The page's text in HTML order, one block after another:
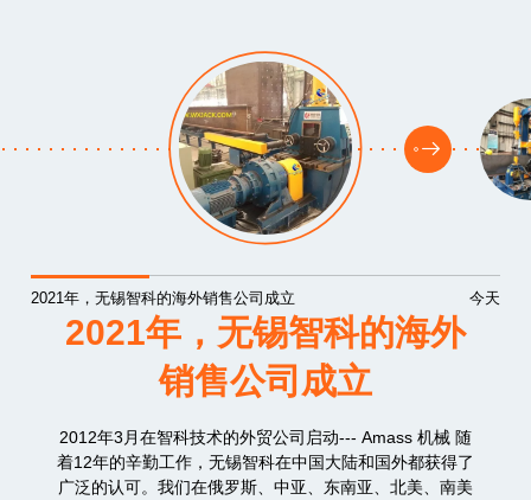
2021年，无锡智科的海外销售公司成立 今天
2021年，无锡智科的海外
销售公司成立
2012年3月在智科技术的外贸公司启动--- Amass 机械 随
着12年的辛勤工作，无锡智科在中国大陆和国外都获得了
广泛的认可。我们在俄罗斯、中亚、东南亚、北美、南美